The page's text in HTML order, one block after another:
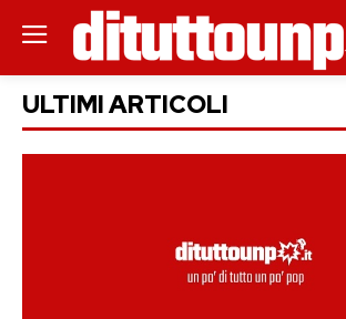
ULTIMI ARTICOLI